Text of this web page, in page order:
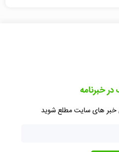
خبرنامه
خبر های سایت مطلع شوید